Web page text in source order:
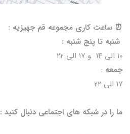
⏰️ ساعت کاری مجموعه قم جهیزیه :
شنبه تا پنج شنبه :
۱۰ الی ۱۴ و ۱۷ الی ۲۲
جمعه :
۱۷ الی ۲۲
ما را در شبکه های اجتماعی دنبال کنید :